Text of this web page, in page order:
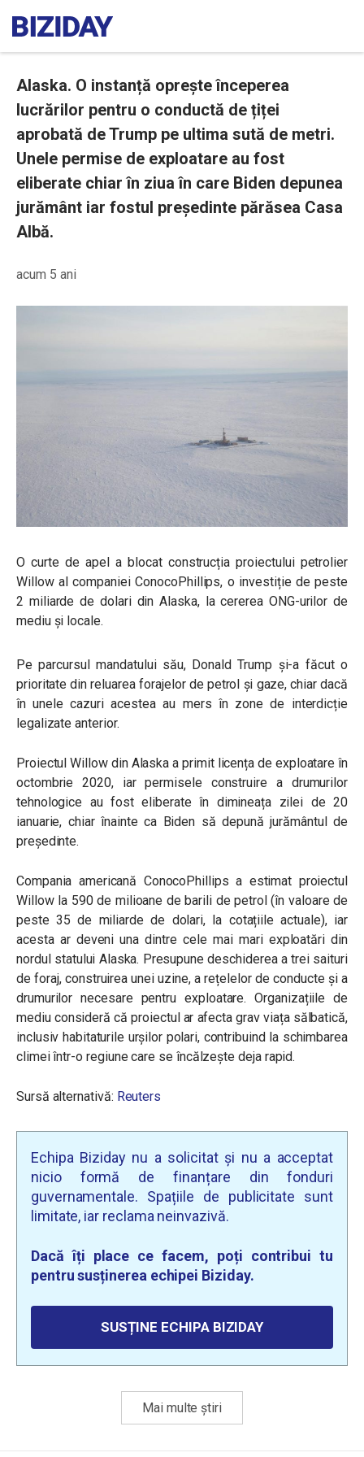
Alaska. O instanță oprește începerea
lucrărilor pentru o conductă de țiței
aprobată de Trump pe ultima sută de metri.
Unele permise de exploatare au fost
eliberate chiar în ziua în care Biden depunea
jurământ iar fostul președinte părăsea Casa
Albă.
acum 5 ani
O curte de apel a blocat construcția proiectului petrolier
Willow al companiei ConocoPhillips, o investiție de peste
2 miliarde de dolari din Alaska, la cererea ONG-urilor de
mediu și locale.
Pe parcursul mandatului său, Donald Trump și-a făcut o
prioritate din reluarea forajelor de petrol și gaze, chiar dacă
în unele cazuri acestea au mers în zone de interdicție
legalizate anterior.
Proiectul Willow din Alaska a primit licența de exploatare în
octombrie 2020, iar permisele construire a drumurilor
tehnologice au fost eliberate în dimineața zilei de 20
ianuarie, chiar înainte ca Biden să depună jurământul de
președinte.
Compania americană ConocoPhillips a estimat proiectul
Willow la 590 de milioane de barili de petrol (în valoare de
peste 35 de miliarde de dolari, la cotațiile actuale), iar
acesta ar deveni una dintre cele mai mari exploatări din
nordul statului Alaska. Presupune deschiderea a trei saituri
de foraj, construirea unei uzine, a rețelelor de conducte și a
drumurilor necesare pentru exploatare. Organizațiile de
mediu consideră că proiectul ar afecta grav viața sălbatică,
inclusiv habitaturile urșilor polari, contribuind la schimbarea
climei într-o regiune care se încălzește deja rapid.
Sursă alternativă: Reuters
Echipa Biziday nu a solicitat și nu a acceptat
nicio formă de finanțare din fonduri
guvernamentale. Spațiile de publicitate sunt
limitate, iar reclama neinvazivă.
Dacă îți place ce facem, poți contribui tu
pentru susținerea echipei Biziday.
SUSȚINE ECHIPA BIZIDAY
Mai multe știri